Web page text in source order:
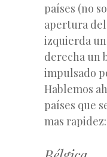
países (no
apertura del
izquierda
derecha un
impulsado
Hablemos
países que
mas rapidez: